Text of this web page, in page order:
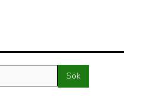
Sök
efter:
Sök